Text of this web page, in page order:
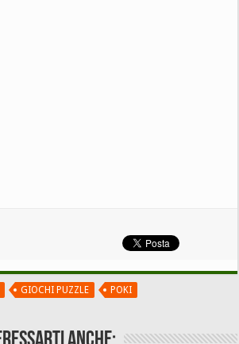
GIOCHI PUZZLE POKI